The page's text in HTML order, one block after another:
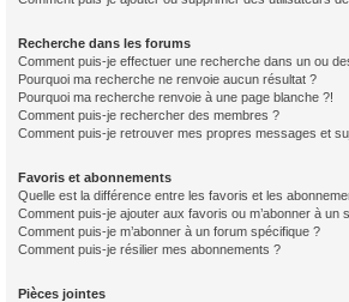
Recherche dans les forums
Comment puis-je effectuer une recherche dans un ou
Pourquoi ma recherche ne renvoie aucun résultat ?
Pourquoi ma recherche renvoie à une page blanche ?!
Comment puis-je rechercher des membres ?
Comment puis-je retrouver mes propres messages et
Favoris et abonnements
Quelle est la différence entre les favoris et les
Comment puis-je ajouter aux favoris ou m’abonner à un
Comment puis-je m’abonner à un forum spécifique ?
Comment puis-je résilier mes abonnements ?
Pièces jointes